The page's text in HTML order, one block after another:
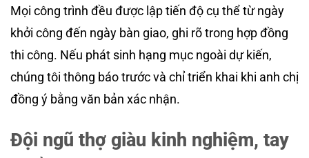
Mọi công trình đều được lập tiến độ cụ thể từ ngày
khởi công đến ngày bàn giao, ghi rõ trong hợp đồng
thi công. Nếu phát sinh hạng mục ngoài dự kiến,
chúng tôi thông báo trước và chỉ triển khai khi anh chị
đồng ý bằng văn bản xác nhận.
Đội ngũ thợ giàu kinh nghiệm, tay